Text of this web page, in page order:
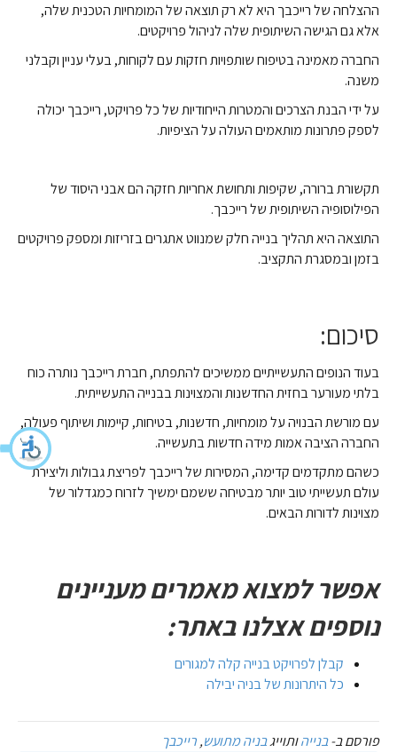
ההצלחה של רייכבך היא לא רק תוצאה של המומחיות הטכנית שלה,
אלא גם הגישה השיתופית שלה לניהול פרויקטים.
החברה מאמינה בטיפוח שותפויות חזקות עם לקוחות, בעלי עניין וקבלני
משנה.
על ידי הבנת הצרכים והמטרות הייחודיות של כל פרויקט, רייכבך יכולה
לספק פתרונות מותאמים העולה על הציפיות.
תקשורת ברורה, שקיפות ותחושת אחריות חזקה הם אבני היסוד של
הפילוסופיה השיתופית של רייכבך.
התוצאה היא תהליך בנייה חלק שמנווט אתגרים בזריזות ומספק פרויקטים
בזמן ובמסגרת התקציב.
סיכום:
בעוד הנופים התעשייתיים ממשיכים להתפתח, חברת רייכבך נותרה כוח
בלתי מעורער בחזית החדשנות והמצוינות בבנייה התעשייתית.
עם מורשת הבנויה על מומחיות, חדשנות, בטיחות, קיימות ושיתוף פעולה,
החברה הציבה אמות מידה חדשות בתעשייה.
כשהם מתקדמים קדימה, המסירות של רייכבך לפריצת גבולות וליצירת
עולם תעשייתי טוב יותר מבטיחה ששמם ימשיך לזרוח כמגדלור של
מצוינות לדורות הבאים.
אפשר למצוא מאמרים מעניינים
נוספים אצלנו באתר:
קבלן לפרויקט בנייה קלה למגורים
כל היתרונות של בניה יבילה
פורסם ב-בנייהותוייגבניה מתועש,רייכבך